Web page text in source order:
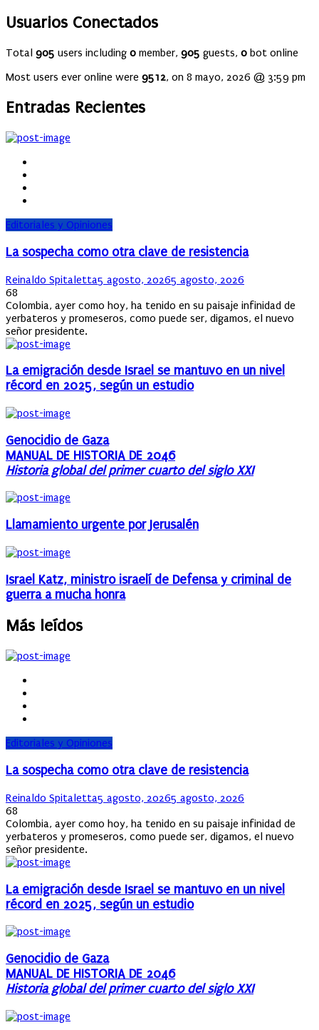
Usuarios Conectados
Total 905 users including 0 member, 905 guests, 0 bot online
Most users ever online were 9512, on 8 mayo, 2026 @ 3:59 pm
Entradas Recientes
Editoriales y Opiniones
La sospecha como otra clave de resistencia
Author
Reinaldo SpitalettaPosted
5 agosto, 20265 agosto, 2026
68
Colombia, ayer como hoy, ha tenido en su paisaje infinidad de
yerbateros y promeseros, como puede ser, digamos, el nuevo
señor presidente.
La emigración desde Israel se mantuvo en un nivel
récord en 2025, según un estudio
Genocidio de Gaza
MANUAL DE HISTORIA DE 2046
Historia global del primer cuarto del siglo XXI
Llamamiento urgente por Jerusalén
Israel Katz, ministro israelí de Defensa y criminal de
guerra a mucha honra
Más leídos
Editoriales y Opiniones
La sospecha como otra clave de resistencia
Author
Reinaldo SpitalettaPosted
5 agosto, 20265 agosto, 2026
68
Colombia, ayer como hoy, ha tenido en su paisaje infinidad de
yerbateros y promeseros, como puede ser, digamos, el nuevo
señor presidente.
La emigración desde Israel se mantuvo en un nivel
récord en 2025, según un estudio
Genocidio de Gaza
MANUAL DE HISTORIA DE 2046
Historia global del primer cuarto del siglo XXI